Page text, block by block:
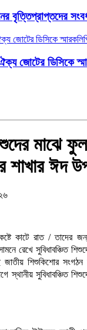
বৃত্তিপ্রাপ্তদের
জোটের ডিসিকে
মাঝে
শাখার ঈদ
কাটে রাত / তাদের
রেখে সুবিধাবঞ্চিত
শিশুকিশোর
স্থানীয় সুবিধাবঞ্চিত